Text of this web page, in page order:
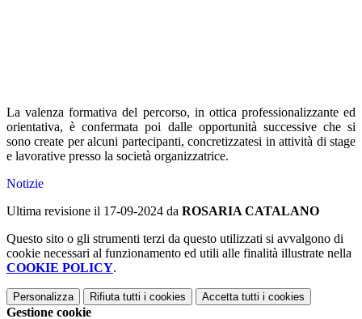
La valenza formativa del percorso, in ottica professionalizzante ed
orientativa, è confermata poi dalle opportunità successive che si
sono create per alcuni partecipanti, concretizzatesi in attività di stage
e lavorative presso la società organizzatrice.
Notizie
Ultima revisione il 17-09-2024 da ROSARIA CATALANO
Questo sito o gli strumenti terzi da questo utilizzati si avvalgono di
cookie necessari al funzionamento ed utili alle finalità illustrate nella
COOKIE POLICY.
Personalizza Rifiuta tutti i cookies Accetta tutti i cookies
Gestione cookie